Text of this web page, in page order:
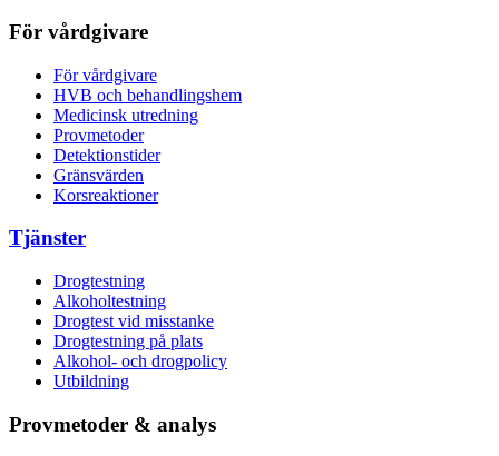
För vårdgivare
För vårdgivare
HVB och behandlingshem
Medicinsk utredning
Provmetoder
Detektionstider
Gränsvärden
Korsreaktioner
Tjänster
Drogtestning
Alkoholtestning
Drogtest vid misstanke
Drogtestning på plats
Alkohol- och drogpolicy
Utbildning
Provmetoder & analys